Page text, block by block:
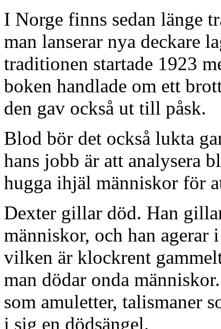
I Norge finns sedan länge
man lanserar nya deckare
traditionen startade 1923
boken handlade om ett
den gav också ut till påsk.
Blod bör det också lukta
hans jobb är att analysera
hugga ihjäl människor för
Dexter gillar död. Han
människor, och han
vilken är klockrent
man dödar onda
som amuletter, talismaner
i sig en dödsängel.